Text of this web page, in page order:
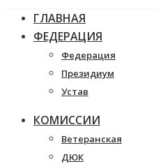
ГЛАВНАЯ
ФЕДЕРАЦИЯ
Федерация
Президиум
Устав
КОМИССИИ
Ветеранская
ДЮК